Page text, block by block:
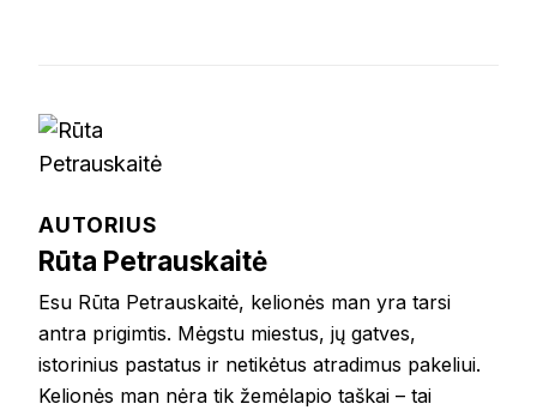
AUTORIUS
Rūta Petrauskaitė
Esu Rūta Petrauskaitė, kelionės man yra tarsi
antra prigimtis. Mėgstu miestus, jų gatves,
istorinius pastatus ir netikėtus atradimus pakeliui.
Kelionės man nėra tik žemėlapio taškai – tai